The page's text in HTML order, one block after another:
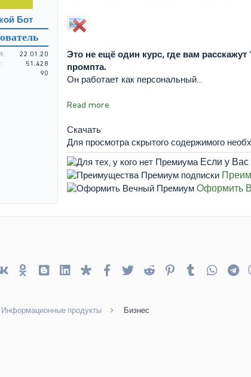
Бот
22.01.20
51.428
90
Это не ещё один курс, где вам
промпта.
Он работает как персональный...
Read more
Скачать:
Для просмотра скрытого содержимого
Если у Вас
Оформить
VkontakteOdnoklassniki
BloggerLinked InDiasporaFacebook
TwitterReddit PinterestTumblr
Информационные продукты Бизнес